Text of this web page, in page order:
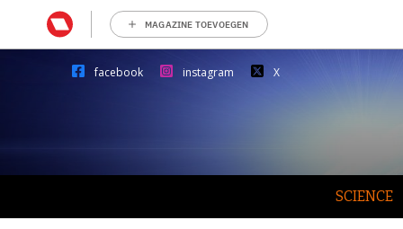
MAGAZINE TOEVOEGEN
facebook instagram X
SCIENCE